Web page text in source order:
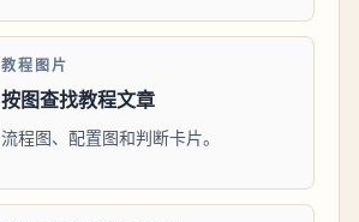
教程图片
按图查找教程文章
流程图、配置图和判断卡片。